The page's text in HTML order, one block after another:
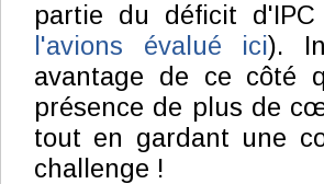
partie du déficit
l'avions évalué ici).
avantage de ce côté
présence de plus de
tout en gardant une
challenge !